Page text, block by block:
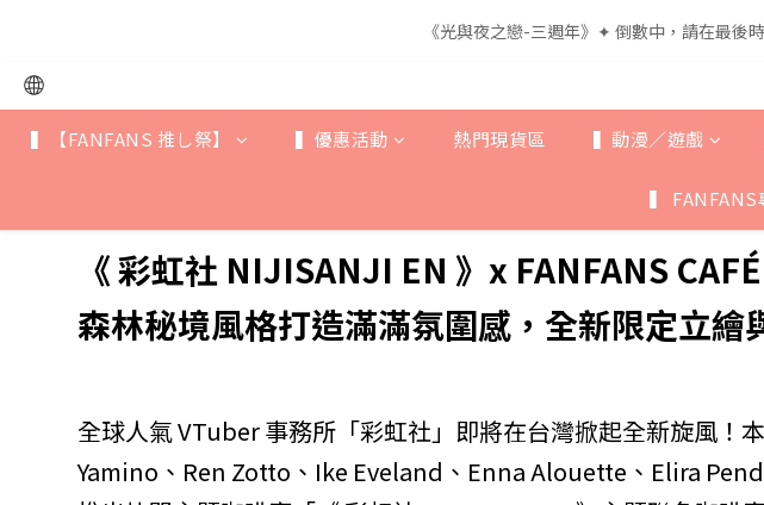
《光與夜之戀-三週年》✦ 倒數中，請在最後
《光與夜之戀-三週年》✦ 倒數中，請在最後
《光與夜之戀-三週年》✦ 倒數中，請在最後
▍【FANFANS 推し祭】 ▍優惠活動 熱門現貨區 ▍動漫／遊戲
▍ FANFANS
《 彩虹社 NIJISANJI EN 》x FANFANS
森林秘境風格打造滿滿氛圍感，全新限定立繪
全球人氣 VTuber 事務所「彩虹社」即將在台灣掀起全新旋風
Yamino、Ren Zotto、Ike Eveland、Enna Alouette、Elira